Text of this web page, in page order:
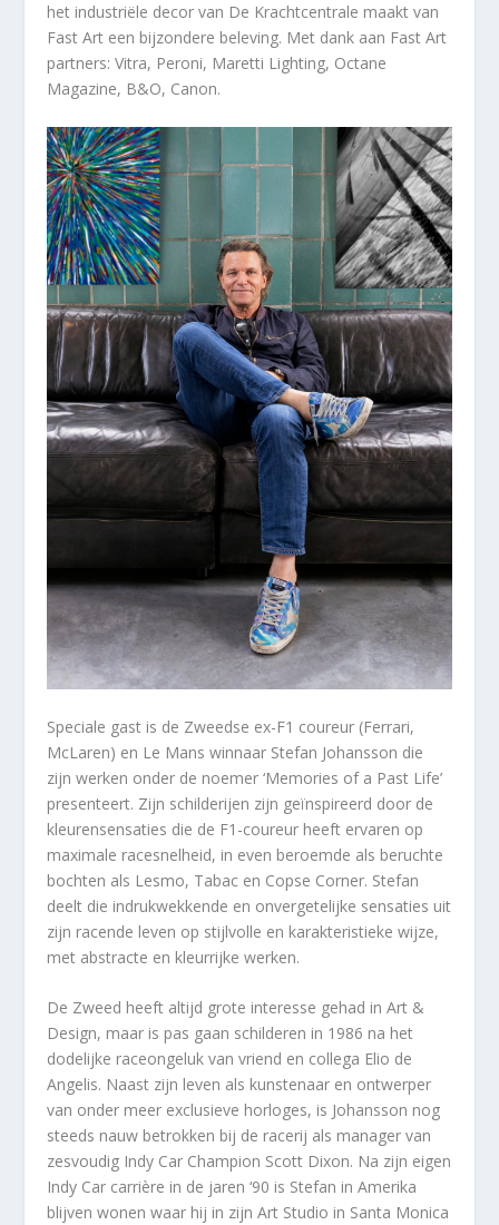
het industriële decor van De Krachtcentrale maakt van
Fast Art een bijzondere beleving. Met dank aan Fast Art
partners: Vitra, Peroni, Maretti Lighting, Octane
Magazine, B&O, Canon.
Speciale gast is de Zweedse ex-F1 coureur (Ferrari,
McLaren) en Le Mans winnaar Stefan Johansson die
zijn werken onder de noemer ‘Memories of a Past Life’
presenteert. Zijn schilderijen zijn geïnspireerd door de
kleurensensaties die de F1-coureur heeft ervaren op
maximale racesnelheid, in even beroemde als beruchte
bochten als Lesmo, Tabac en Copse Corner. Stefan
deelt die indrukwekkende en onvergetelijke sensaties uit
zijn racende leven op stijlvolle en karakteristieke wijze,
met abstracte en kleurrijke werken.
De Zweed heeft altijd grote interesse gehad in Art &
Design, maar is pas gaan schilderen in 1986 na het
dodelijke raceongeluk van vriend en collega Elio de
Angelis. Naast zijn leven als kunstenaar en ontwerper
van onder meer exclusieve horloges, is Johansson nog
steeds nauw betrokken bij de racerij als manager van
zesvoudig Indy Car Champion Scott Dixon. Na zijn eigen
Indy Car carrière in de jaren ‘90 is Stefan in Amerika
blijven wonen waar hij in zijn Art Studio in Santa Monica